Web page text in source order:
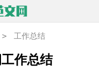
> 工作总结
作总结